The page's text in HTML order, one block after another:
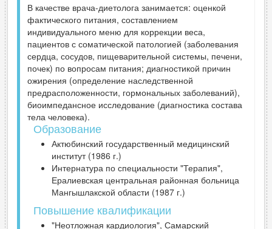
В качестве врача-диетолога занимается: оценкой
фактического питания, составлением
индивидуального меню для коррекции веса,
пациентов с соматической патологией (заболевания
сердца, сосудов, пищеварительной системы, печени,
почек) по вопросам питания; диагностикой причин
ожирения (определение наследственной
предрасположенности, гормональных заболеваний),
биоимпедансное исследование (диагностика состава
тела человека).
Образование
Актюбинский государственный медицинский
институт (1986 г.)
Интернатура по специальности "Терапия",
Ералиевская центральная районная больница
Мангышлакской области (1987 г.)
Повышение квалификации
"Неотложная кардиология", Самарский